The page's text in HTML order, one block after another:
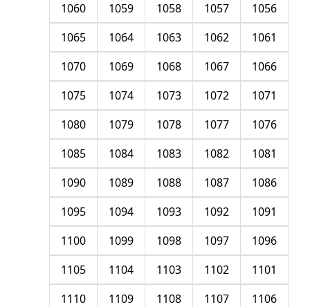
1056
1057
1058
1059
1060
1061
1062
1063
1064
1065
1066
1067
1068
1069
1070
1071
1072
1073
1074
1075
1076
1077
1078
1079
1080
1081
1082
1083
1084
1085
1086
1087
1088
1089
1090
1091
1092
1093
1094
1095
1096
1097
1098
1099
1100
1101
1102
1103
1104
1105
1106
1107
1108
1109
1110